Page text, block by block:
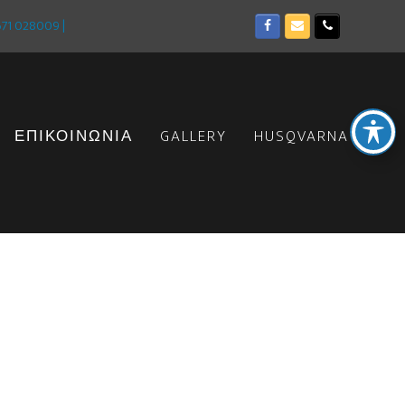
028009 | Facebook EmailPhone
ΕΠΙΚΟΙΝΩΝΙΑ GALLERY HUSQVARNA